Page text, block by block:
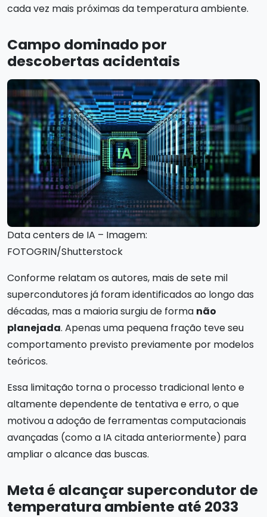
cada vez mais próximas da temperatura ambiente.
Campo dominado por
descobertas acidentais
Data centers de IA – Imagem:
FOTOGRIN/Shutterstock
Conforme relatam os autores, mais de sete mil
supercondutores já foram identificados ao longo das
décadas, mas a maioria surgiu de forma não
planejada. Apenas uma pequena fração teve seu
comportamento previsto previamente por modelos
teóricos.
Essa limitação torna o processo tradicional lento e
altamente dependente de tentativa e erro, o que
motivou a adoção de ferramentas computacionais
avançadas (como a IA citada anteriormente) para
ampliar o alcance das buscas.
Meta é alcançar supercondutor de
temperatura ambiente até 2033